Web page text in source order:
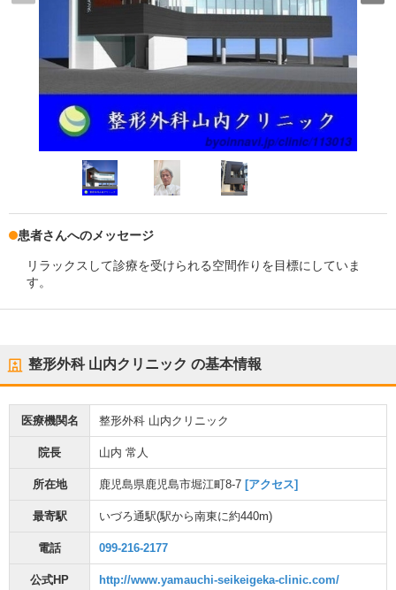
患者さんへのメッセージ
リラックスして診療を受けられる空間作りを目標にしていま
す。
整形外科 山内クリニック の基本情報
医療機関名 整形外科 山内クリニック
院長 山内 常人
所在地 鹿児島県鹿児島市堀江町8-7 [アクセス]
最寄駅 いづろ通駅(駅から南東に約440m)
電話 099-216-2177
公式HP http://www.yamauchi-seikeigeka-clinic.com/